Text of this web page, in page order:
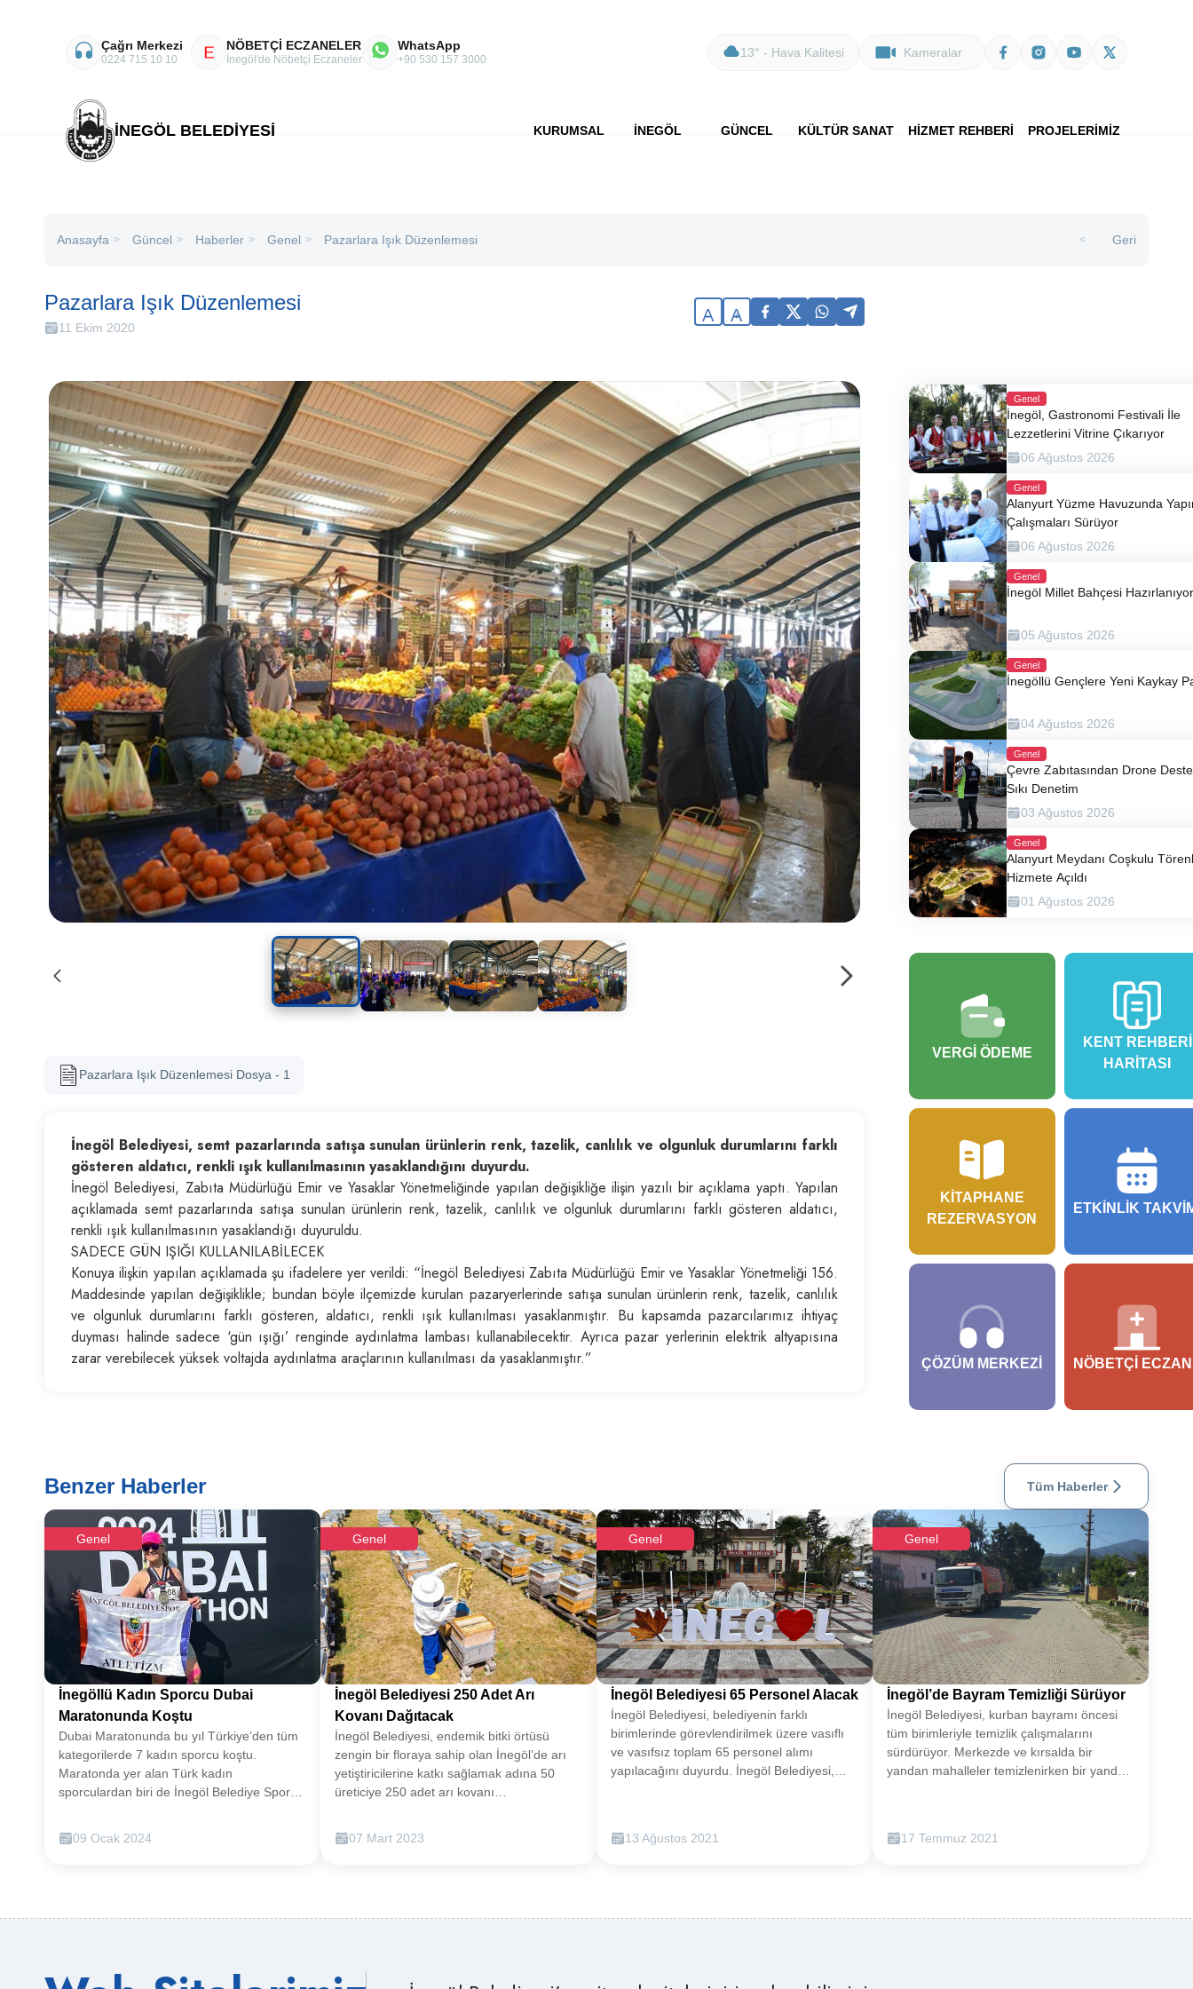
Çağrı Merkezi
0224 715 10 10 E NÖBETÇİ ECZANELER
İnegöl'de Nöbetçi Eczaneler
WhatsApp
+90 530 157 3000
13° - Hava Kalitesi Kameralar
İNEGÖL BELEDİYESİ KURUMSAL İNEGÖL GÜNCEL KÜLTÜR SANAT HİZMET REHBERİ PROJELERİMİZ
Anasayfa > Güncel > Haberler > Genel > Pazarlara Işık Düzenlemesi > Geri
Pazarlara Işık Düzenlemesi
11 Ekim 2020
A A
Pazarlara Işık Düzenlemesi Dosya - 1
İnegöl Belediyesi, semt pazarlarında satışa sunulan ürünlerin renk, tazelik, canlılık ve olgunluk durumlarını farklı
gösteren aldatıcı, renkli ışık kullanılmasının yasaklandığını duyurdu.
İnegöl Belediyesi, Zabıta Müdürlüğü Emir ve Yasaklar Yönetmeliğinde yapılan değişikliğe ilişin yazılı bir açıklama yaptı. Yapılan
açıklamada semt pazarlarında satışa sunulan ürünlerin renk, tazelik, canlılık ve olgunluk durumlarını farklı gösteren aldatıcı,
renkli ışık kullanılmasının yasaklandığı duyuruldu.
SADECE GÜN IŞIĞI KULLANILABİLECEK
Konuya ilişkin yapılan açıklamada şu ifadelere yer verildi: “İnegöl Belediyesi Zabıta Müdürlüğü Emir ve Yasaklar Yönetmeliği 156.
Maddesinde yapılan değişiklikle; bundan böyle ilçemizde kurulan pazaryerlerinde satışa sunulan ürünlerin renk, tazelik, canlılık
ve olgunluk durumlarını farklı gösteren, aldatıcı, renkli ışık kullanılması yasaklanmıştır. Bu kapsamda pazarcılarımız ihtiyaç
duyması halinde sadece ‘gün ışığı’ renginde aydınlatma lambası kullanabilecektir. Ayrıca pazar yerlerinin elektrik altyapısına
zarar verebilecek yüksek voltajda aydınlatma araçlarının kullanılması da yasaklanmıştır.”
Genel
İnegöl, Gastronomi Festivali İle
Lezzetlerini Vitrine Çıkarıyor
06 Ağustos 2026
Genel
Alanyurt Yüzme Havuzunda
Çalışmaları Sürüyor
06 Ağustos 2026
Genel
İnegöl Millet Bahçesi Hazırlanıyor
05 Ağustos 2026
Genel
İnegöllü Gençlere Yeni Kaykay
04 Ağustos 2026
Genel
Çevre Zabıtasından Drone
Sıkı Denetim
03 Ağustos 2026
Genel
Alanyurt Meydanı Coşkulu
Hizmete Açıldı
01 Ağustos 2026
VERGI ÖDEME
KENT REHBERI
HARITASI
KITAPHANE
REZERVASYON
ETKINLIK
ÇÖZÜM MERKEZI NÖBETÇI
Benzer Haberler Tüm Haberler
Genel
İnegöllü Kadın Sporcu Dubai
Maratonunda Koştu
Dubai Maratonunda bu yıl Türkiye’den tüm
kategorilerde 7 kadın sporcu koştu.
Maratonda yer alan Türk kadın
sporculardan biri de İnegöl Belediye Spor
Başarılı sporcu, 42 km koşarak Türk
Bayrağı ve İnegöl Belediyespor flamasını
gerçekleştirildi. Orta Doğu’nun ilk ve en eski
üzerinde yapılan yarışlara sahne olan
09 Ocak 2024
Genel
İnegöl Belediyesi 250 Adet Arı
Kovanı Dağıtacak
İnegöl Belediyesi, endemik bitki örtüsü
zengin bir floraya sahip olan İnegöl’de arı
yetiştiricilerine katkı sağlamak adına 50
üreticiye 250 adet arı kovanı
desteklerle İnegöl tarımının gelişmesine
büyük katkı sağlayan İnegöl Belediyesi, arı
bir floraya sahip olan İnegöl’de şu anda 25
edildi.SON BAŞVURU 14 MART SALIİnegöl
07 Mart 2023
Genel
İnegöl Belediyesi 65 Personel Alacak
İnegöl Belediyesi, belediyenin farklı
birimlerinde görevlendirilmek üzere vasıflı
ve vasıfsız toplam 65 personel alımı
yapılacağını duyurdu. İnegöl Belediyesi,
Vasıflı ve vasıfsız personel alımlarına ilişkin
İnegöl Belediyesi’nin Mesudiye Mahallesi
13 Ağustos 2021
Genel
İnegöl’de Bayram Temizliği Sürüyor
İnegöl Belediyesi, kurban bayramı öncesi
tüm birimleriyle temizlik çalışmalarını
sürdürüyor. Merkezde ve kırsalda bir
yandan mahalleler temizlenirken bir yandan
Belediyesi, şehrin her alanında temizlik
mahallelerde bayram öncesi yoğun mesai
17 Temmuz 2021